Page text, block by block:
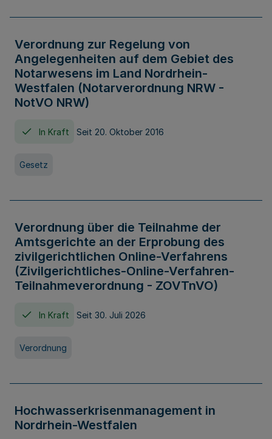
Verordnung zur Regelung von
Angelegenheiten auf dem Gebiet des
Notarwesens im Land Nordrhein-
Westfalen (Notarverordnung NRW -
NotVO NRW)
In Kraft Seit 20. Oktober 2016
Gesetz
Verordnung über die Teilnahme der
Amtsgerichte an der Erprobung des
zivilgerichtlichen Online-Verfahrens
(Zivilgerichtliches-Online-Verfahren-
Teilnahmeverordnung - ZOVTnVO)
In Kraft Seit 30. Juli 2026
Verordnung
Hochwasserkrisenmanagement in
Nordrhein-Westfalen